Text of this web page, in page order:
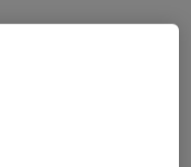
umożliwia
struktur. Radiolog
trafniejszą